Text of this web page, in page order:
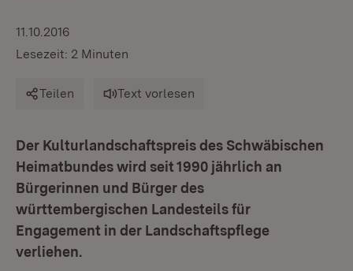
11.10.2016
Lesezeit: 2 Minuten
Teilen Text vorlesen
Der Kulturlandschaftspreis des Schwäbischen
Heimatbundes wird seit 1990 jährlich an
Bürgerinnen und Bürger des
württembergischen Landesteils für
Engagement in der Landschaftspflege
verliehen.